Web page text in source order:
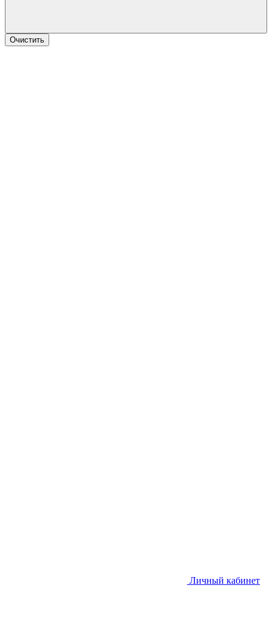
Очистить
Личный кабинет